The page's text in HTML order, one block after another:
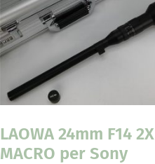
LAOWA 24mm F14 2X
MACRO per Sony